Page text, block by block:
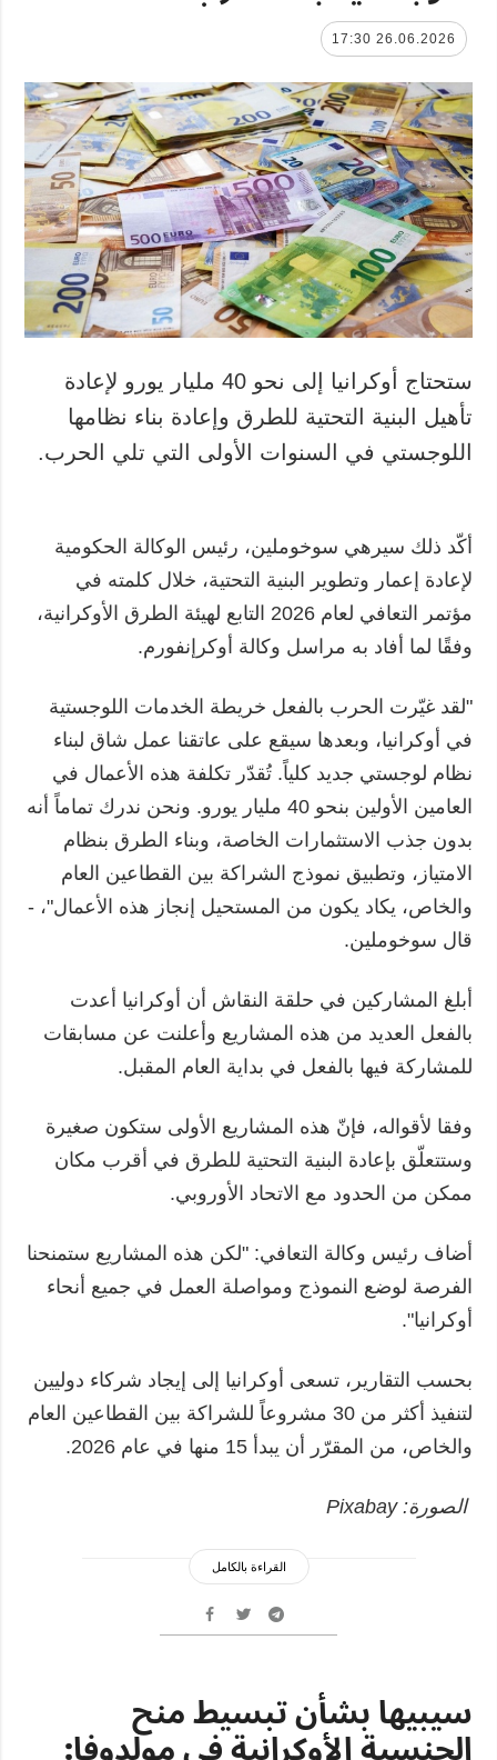
26.06.2026 17:30
ستحتاج أوكرانيا إلى نحو 40 مليار يورو لإعادة
تأهيل البنية التحتية للطرق وإعادة بناء نظامها
اللوجستي في السنوات الأولى التي تلي الحرب.
أكّد ذلك سيرهي سوخوملين، رئيس الوكالة الحكومية
لإعادة إعمار وتطوير البنية التحتية، خلال كلمته في
مؤتمر التعافي لعام 2026 التابع لهيئة الطرق الأوكرانية،
وفقًا لما أفاد به مراسل وكالة أوكرإنفورم.
"لقد غيّرت الحرب بالفعل خريطة الخدمات اللوجستية
في أوكرانيا، وبعدها سيقع على عاتقنا عمل شاق لبناء
نظام لوجستي جديد كلياً. تُقدّر تكلفة هذه الأعمال في
العامين الأولين بنحو 40 مليار يورو. ونحن ندرك تماماً أنه
بدون جذب الاستثمارات الخاصة، وبناء الطرق بنظام
الامتياز، وتطبيق نموذج الشراكة بين القطاعين العام
والخاص، يكاد يكون من المستحيل إنجاز هذه الأعمال"، -
قال سوخوملين.
أبلغ المشاركين في حلقة النقاش أن أوكرانيا أعدت
بالفعل العديد من هذه المشاريع وأعلنت عن مسابقات
للمشاركة فيها بالفعل في بداية العام المقبل.
وفقا لأقواله، فإنّ هذه المشاريع الأولى ستكون صغيرة
وستتعلّق بإعادة البنية التحتية للطرق في أقرب مكان
ممكن من الحدود مع الاتحاد الأوروبي.
أضاف رئيس وكالة التعافي: "لكن هذه المشاريع ستمنحنا
الفرصة لوضع النموذج ومواصلة العمل في جميع أنحاء
أوكرانيا".
بحسب التقارير، تسعى أوكرانيا إلى إيجاد شركاء دوليين
لتنفيذ أكثر من 30 مشروعاً للشراكة بين القطاعين العام
والخاص، من المقرّر أن يبدأ 15 منها في عام 2026.
الصورة: Pixabay
القراءة بالكامل
سيبيها بشأن تبسيط منح
الجنسية الأوكرانية في مولدوفا: